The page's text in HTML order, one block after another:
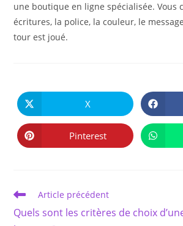
une boutique en ligne spécialisée. Vous
écritures, la police, la couleur, le
tour est joué.
CE
Ouvrir
dans
une
autre
fenêtre
X
Ouvrir
dans
Pinterest
Read
more
articles
Article précédent
Quels sont les critères de choix